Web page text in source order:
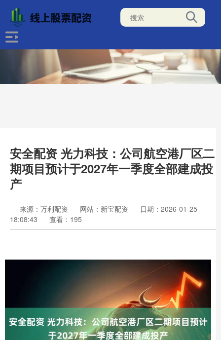
安全配资 光力科技：公司航空港厂区二
期项目预计于2027年一季度全部建成投
产
来源：万利配资 网站：新宝配资
日期：2026-01-25
18:08:43
查看：195